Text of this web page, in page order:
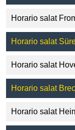
Horario salat
Horario salat
Horario salat
Horario salat
Horario salat